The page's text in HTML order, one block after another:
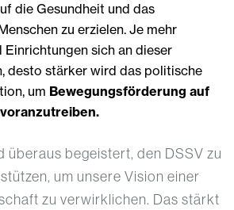
die Gesundheit und das
zu erzielen. Je mehr
Einrichtungen sich an dieser
desto stärker wird das politische
um Bewegungsförderung auf
überaus begeistert, den DSSV zu
um unsere Vision einer
zu verwirklichen. Das stärkt